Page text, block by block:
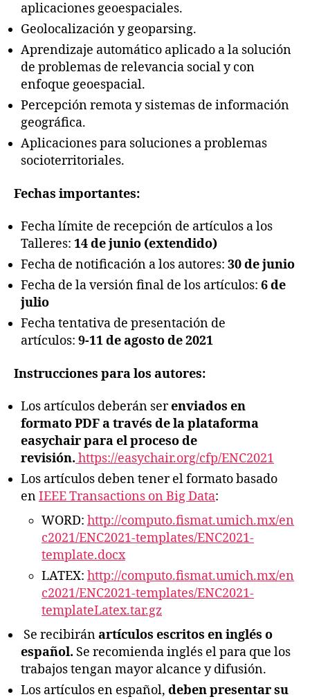
aplicaciones geoespaciales.
Geolocalización y geoparsing.
Aprendizaje automático aplicado a la solución
de problemas de relevancia social y con
enfoque geoespacial.
Percepción remota y sistemas de información
geográfica.
Aplicaciones para soluciones a problemas
socioterritoriales.
Fechas importantes:
Fecha límite de recepción de artículos a los
Talleres: 14de junio (extendido)
Fecha de notificación a los autores: 30 de junio
Fecha de la versión final de los artículos: 6 de
julio
Fecha tentativa de presentación de
artículos: 9-11 de agosto de 2021
Instrucciones para los autores:
Los artículos deberán serenviados en
formato PDF a través de la plataforma
easychair para el proceso de
revisión. https://easychair.org/cfp/ENC2021
Los artículos deben tener el formato basado
enIEEE Transactions on Big Data:
WORD: http://computo.fismat.umich.mx/en
c2021/ENC2021-templates/ENC2021-
template.docx
LATEX: http://computo.fismat.umich.mx/en
c2021/ENC2021-templates/ENC2021-
templateLatex.tar.gz
Se recibiránartículos escritos en inglés o
español. Se recomienda inglés el para que los
trabajos tengan mayor alcance y difusión.
Los artículos en español, deben presentar su